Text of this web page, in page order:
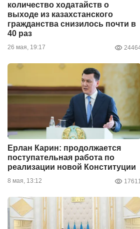
количество ходатайств о
выходе из казахстанского
гражданства снизилось почти в
40 раз
26 мая, 19:17
Ерлан Карин: продолжается
поступательная работа по
реализации новой Конституции
8 мая, 13:12 17611